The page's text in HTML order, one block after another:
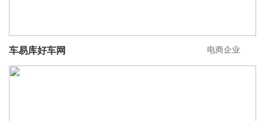
车易库好车网 电商企业